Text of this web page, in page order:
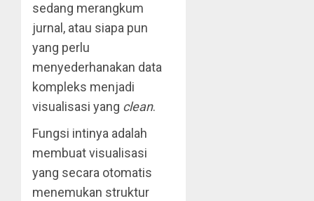
sedang merangkum
jurnal, atau siapa pun
yang perlu
menyederhanakan data
kompleks menjadi
visualisasi yang clean.
Fungsi intinya adalah
membuat visualisasi
yang secara otomatis
menemukan struktur